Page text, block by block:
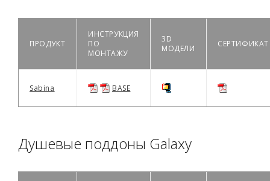
ПРОДУКТ
ИНСТРУКЦИЯ
ПО
МОНТАЖУ
3D
МОДЕЛИ
СЕРТИФИКАТ
Sabina BASE
Душевые поддоны Galaxy